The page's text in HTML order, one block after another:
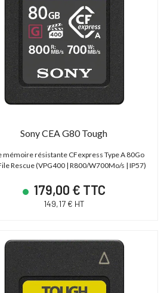
Sony CEA G80 Tough
mémoire résistante CFexpress Type A 80Go
Rescue (VPG400 | R800/W700Mo/s | IP57)
179,00 € TTC
149,17 € HT